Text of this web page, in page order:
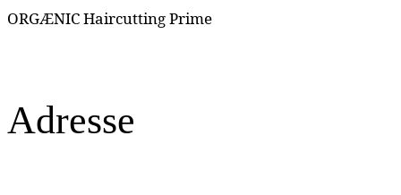
ORGÆNIC Haircutting Prime
Adresse